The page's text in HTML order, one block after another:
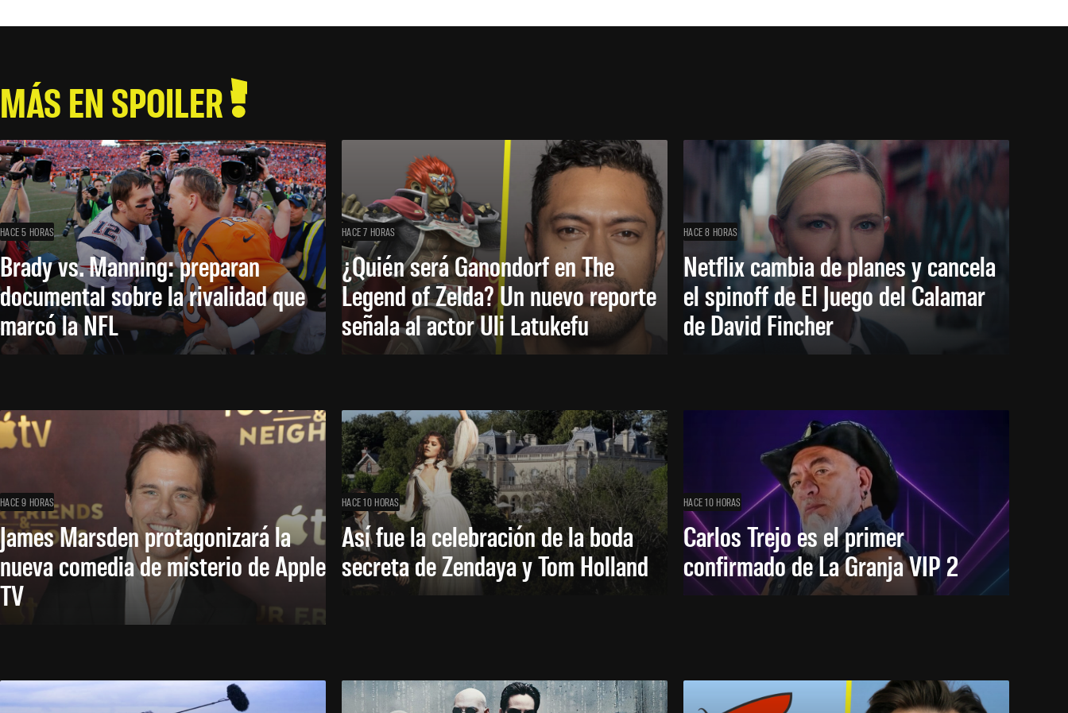
MÁS EN SPOILER
HACE 5 HORAS
Brady vs. Manning: preparan
documental sobre la rivalidad que
marcó la NFL
HACE 7 HORAS
¿Quién será Ganondorf en The
Legend of Zelda? Un nuevo reporte
señala al actor Uli Latukefu
HACE 8 HORAS
Netflix cambia de planes y cancela
el spinoff de El Juego del Calamar
de David Fincher
HACE 9 HORAS
James Marsden protagonizará la
nueva comedia de misterio de Apple
TV
HACE 10 HORAS
Así fue la celebración de la boda
secreta de Zendaya y Tom Holland
HACE 10 HORAS
Carlos Trejo es el primer
confirmado de La Granja VIP 2